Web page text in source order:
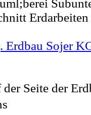
Erdbau Sojer
Seite der